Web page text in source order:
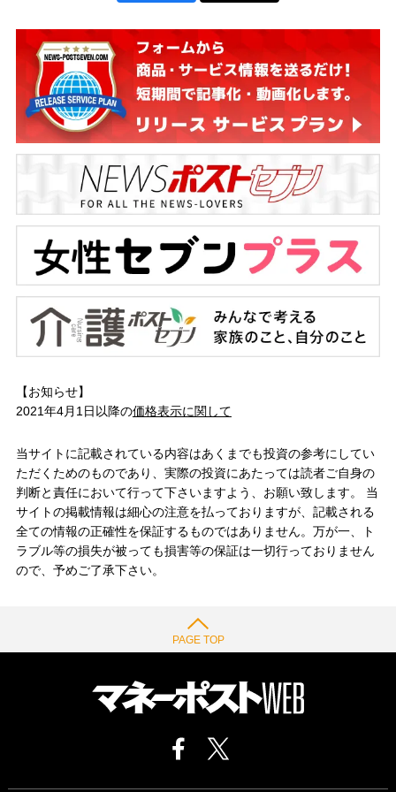
【お知らせ】
2021年4月1日以降の価格表示に関して
当サイトに記載されている内容はあくまでも投資の参考にしてい
ただくためのものであり、実際の投資にあたっては読者ご自身の
判断と責任において行って下さいますよう、お願い致します。 当
サイトの掲載情報は細心の注意を払っておりますが、記載される
全ての情報の正確性を保証するものではありません。万が一、ト
ラブル等の損失が被っても損害等の保証は一切行っておりません
ので、予めご了承下さい。
PAGE TOP